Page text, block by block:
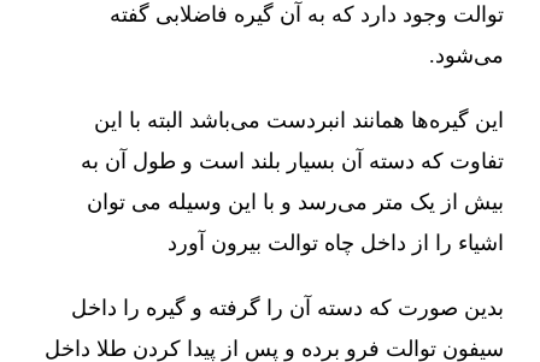
توالت وجود دارد که به آن گیره فاضلابی گفته
می‌شود.
این گیره‌ها همانند انبردست می‌باشد البته با این
تفاوت که دسته آن بسیار بلند است و طول آن به
بیش از یک متر می‌رسد و با این وسیله می توان
اشیاء را از داخل چاه توالت بیرون آورد
بدین صورت که دسته آن را گرفته و گیره را داخل
سیفون توالت فرو برده و پس از پیدا کردن طلا داخل